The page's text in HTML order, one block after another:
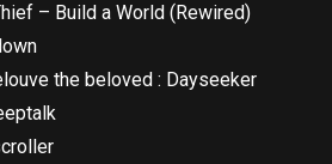
– Build a World (Rewired)
the beloved : Dayseeker